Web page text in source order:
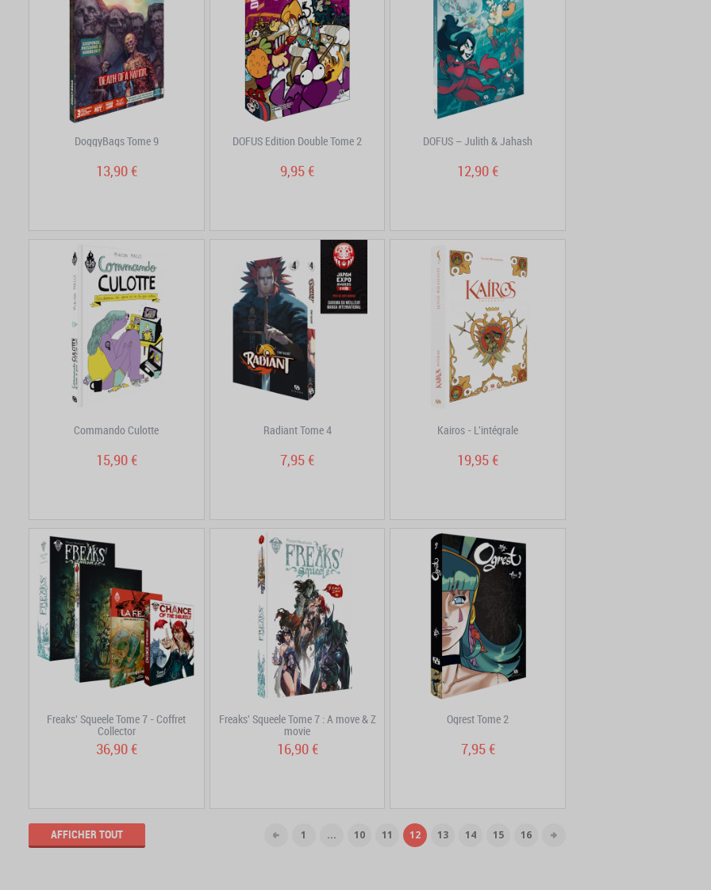
DoggyBags Tome 9
13,90 €
DOFUS Edition Double Tome 2
9,95 €
DOFUS – Julith & Jahash
12,90 €
Commando Culotte
15,90 €
Radiant Tome 4
7,95 €
Kairos - L'intégrale
19,95 €
Freaks' Squeele Tome 7 - Coffret
Collector
36,90 €
Freaks' Squeele Tome 7 : A move & Z
movie
16,90 €
Ogrest Tome 2
7,95 €
1 ... 10 11 12 13 14 15 16
AFFICHER TOUT